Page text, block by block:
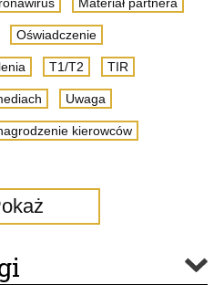
Oświadczenie
T1/T2 TIR
Uwaga
kierowców